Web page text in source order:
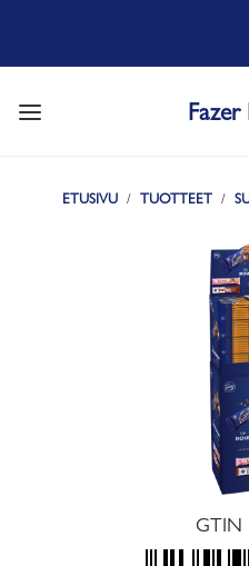
Fazer
ETUSIVU TUOTTEET
GTIN